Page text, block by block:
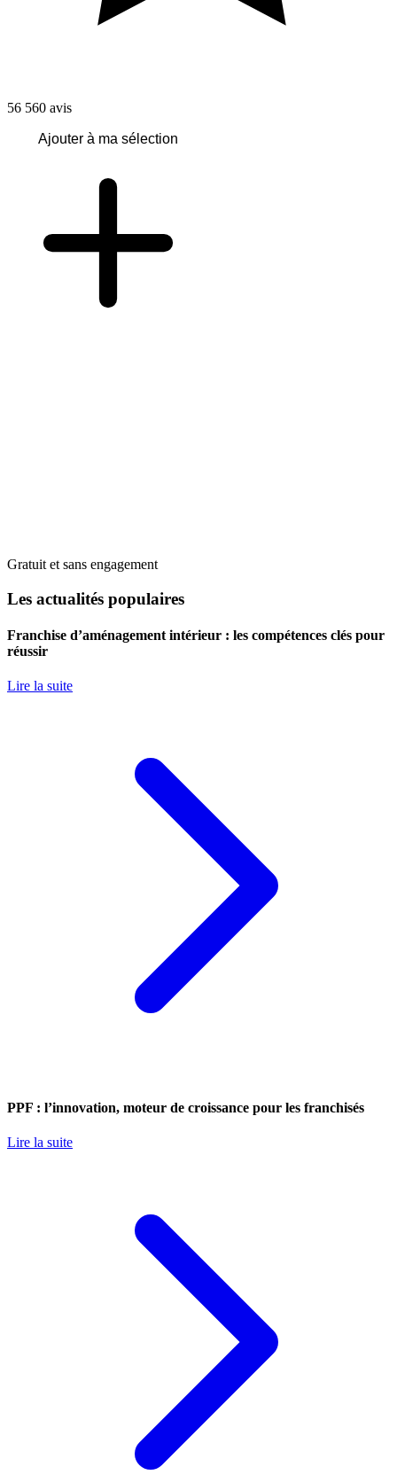
56 560 avis
Ajouter à ma sélection
Gratuit et sans engagement
Les actualités populaires
Franchise d’aménagement intérieur : les compétences clés pour
réussir
Lire la suite
PPF : l’innovation, moteur de croissance pour les franchisés
Lire la suite